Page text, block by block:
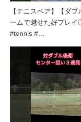
【テニスベア】【ダブ
ームで魅せた好プレ
#tennis #…